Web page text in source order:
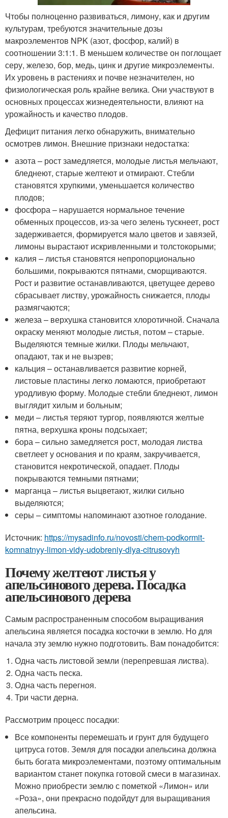
Чтобы полноценно развиваться, лимону, как и другим
культурам, требуются значительные дозы
макроэлементов NPK (азот, фосфор, калий) в
соотношении 3:1:1. В меньшем количестве он поглощает
серу, железо, бор, медь, цинк и другие микроэлементы.
Их уровень в растениях и почве незначителен, но
физиологическая роль крайне велика. Они участвуют в
основных процессах жизнедеятельности, влияют на
урожайность и качество плодов.
Дефицит питания легко обнаружить, внимательно
осмотрев лимон. Внешние признаки недостатка:
азота – рост замедляется, молодые листья мельчают,
бледнеют, старые желтеют и отмирают. Стебли
становятся хрупкими, уменьшается количество
плодов;
фосфора – нарушается нормальное течение
обменных процессов, из-за чего зелень тускнеет, рост
задерживается, формируется мало цветов и завязей,
лимоны вырастают искривленными и толстокорыми;
калия – листья становятся непропорционально
большими, покрываются пятнами, сморщиваются.
Рост и развитие останавливаются, цветущее дерево
сбрасывает листву, урожайность снижается, плоды
размягчаются;
железа – верхушка становится хлоротичной. Сначала
окраску меняют молодые листья, потом – старые.
Выделяются темные жилки. Плоды мельчают,
опадают, так и не вызрев;
кальция – останавливается развитие корней,
листовые пластины легко ломаются, приобретают
уродливую форму. Молодые стебли бледнеют, лимон
выглядит хилым и больным;
меди – листья теряют тургор, появляются желтые
пятна, верхушка кроны подсыхает;
бора – сильно замедляется рост, молодая листва
светлеет у основания и по краям, закручивается,
становится некротической, опадает. Плоды
покрываются темными пятнами;
марганца – листья выцветают, жилки сильно
выделяются;
серы – симптомы напоминают азотное голодание.
Источник: https://mysadinfo.ru/novosti/chem-podkormit-
komnatnyy-limon-vidy-udobreniy-dlya-citrusovyh
Почему желтеют листья у
апельсинового дерева. Посадка
апельсинового дерева
Самым распространенным способом выращивания
апельсина является посадка косточки в землю. Но для
начала эту землю нужно подготовить. Вам понадобится:
Одна часть листовой земли (перепревшая листва).
Одна часть песка.
Одна часть перегноя.
Три части дерна.
Рассмотрим процесс посадки:
Все компоненты перемешать и грунт для будущего
цитруса готов. Земля для посадки апельсина должна
быть богата микроэлементами, поэтому оптимальным
вариантом станет покупка готовой смеси в магазинах.
Можно приобрести землю с пометкой «Лимон» или
«Роза», они прекрасно подойдут для выращивания
апельсина.